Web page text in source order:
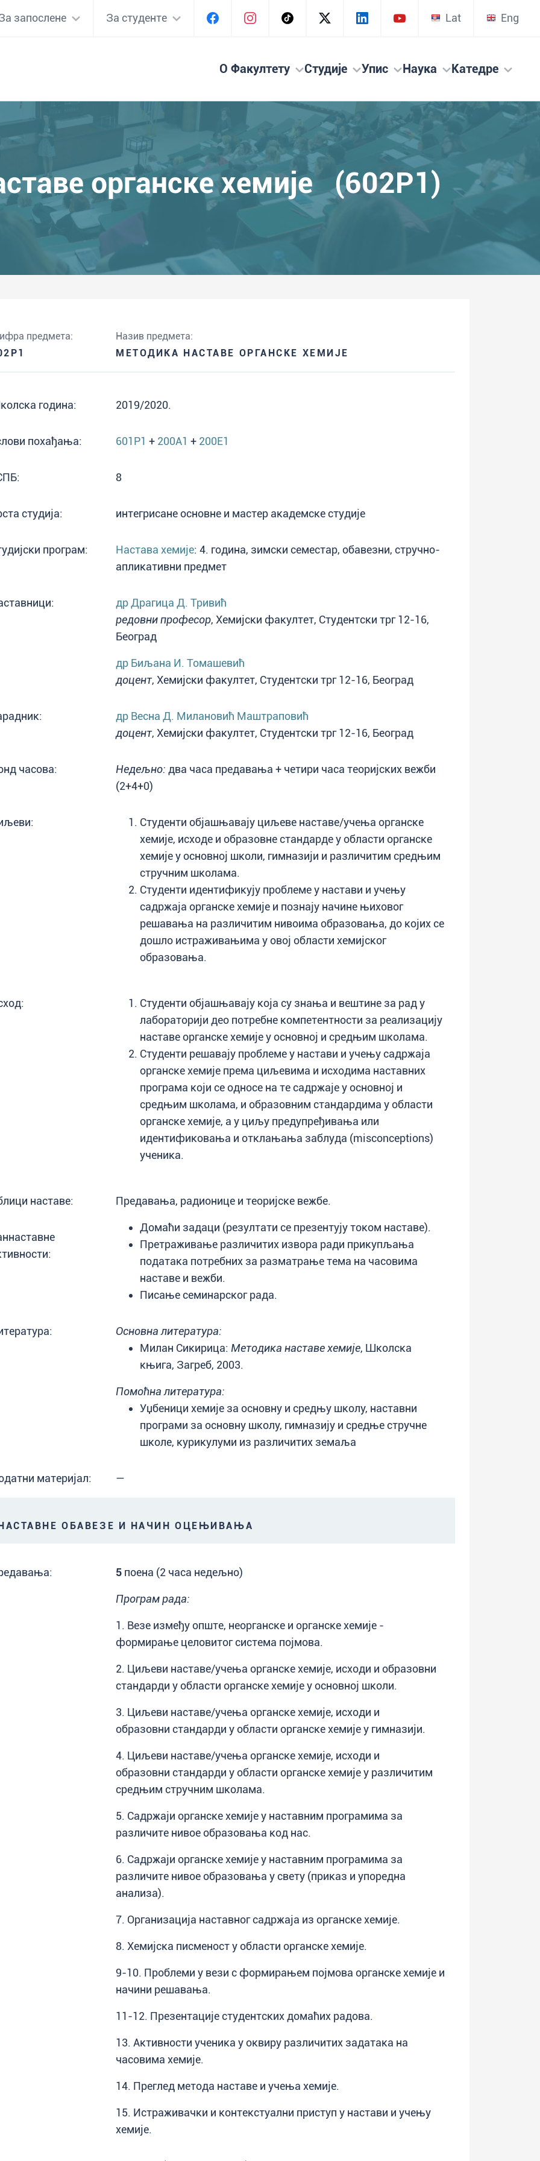
запослене За студенте Lat Eng
О Факултету Студије Упис Наука Катедре
органске хемије (602P1)
предмета:
Назив предмета:
МЕТОДИКА НАСТАВЕ ОРГАНСКЕ ХЕМИЈЕ
година: 2019/2020.
похађања: 601P1 + 200A1 + 200E1
8
студија: интегрисане основне и мастер академске студије
програм: Настава хемије: 4. година, зимски семестар, обавезни, стручно-
апликативни предмет
др Драгица Д. Тривић
редовни професор, Хемијски факултет, Студентски трг 12-16,
Београд
др Биљана И. Томашевић
доцент, Хемијски факултет, Студентски трг 12-16, Београд
др Весна Д. Милановић Маштраповић
доцент, Хемијски факултет, Студентски трг 12-16, Београд
часова: Недељно: два часа предавања + четири часа теоријских вежби
(2+4+0)
Студенти објашњавају циљеве наставе/учења органске
хемије, исходе и образовне стандарде у области органске
хемије у основној школи, гимназији и различитим средњим
стручним школама.
Студенти идентификују проблеме у настави и учењу
садржаја органске хемије и познају начине њиховог
решавања на различитим нивоима образовања, до којих се
дошло истраживањима у овој области хемијског
образовања.
Студенти објашњавају која су знања и вештине за рад у
лабораторији део потребне компетентности за реализацију
наставе органске хемије у основној и средњим школама.
Студенти решавају проблеме у настави и учењу садржаја
органске хемије према циљевима и исходима наставних
програма који се односе на те садржаје у основној и
средњим школама, и образовним стандардима у области
органске хемије, а у циљу предупређивања или
идентификовања и отклањања заблуда (misconceptions)
ученика.
наставе: Предавања, радионице и теоријске вежбе.
Домаћи задаци (резултати се презентују током наставе).
Претраживање различитих извора ради прикупљања
података потребних за разматрање тема на часовима
наставе и вежби.
Писање семинарског рада.
Основна литература:
Милан Сикирица: Методика наставе хемије, Школска
књига, Загреб, 2003.
Помоћна литература:
Уџбеници хемије за основну и средњу школу, наставни
програми за основну школу, гимназију и средње стручне
школе, курикулуми из различитих земаља
материјал: —
ОБАВЕЗЕ И НАЧИН ОЦЕЊИВАЊА
5 поена (2 часа недељно)
Програм рада:
1. Везе између опште, неорганске и органске хемије -
формирање целовитог система појмова.
2. Циљеви наставе/учења органске хемије, исходи и образовни
стандарди у области органске хемије у основној школи.
3. Циљеви наставе/учења органске хемије, исходи и
образовни стандарди у области органске хемије у гимназији.
4. Циљеви наставе/учења органске хемије, исходи и
образовни стандарди у области органске хемије у различитим
средњим стручним школама.
5. Садржаји органске хемије у наставним програмима за
различите нивое образовања код нас.
6. Садржаји органске хемије у наставним програмима за
различите нивое образовања у свету (приказ и упоредна
анализа).
7. Организација наставног садржаја из органске хемије.
8. Хемијска писменост у области органске хемије.
9-10. Проблеми у вези с формирањем појмова органске хемије и
начини решавања.
11-12. Презентације студентских домаћих радова.
13. Активности ученика у оквиру различитих задатака на
часовима хемије.
14. Преглед метода наставе и учења хемије.
15. Истраживачки и контекстуални приступ у настави и учењу
хемије.